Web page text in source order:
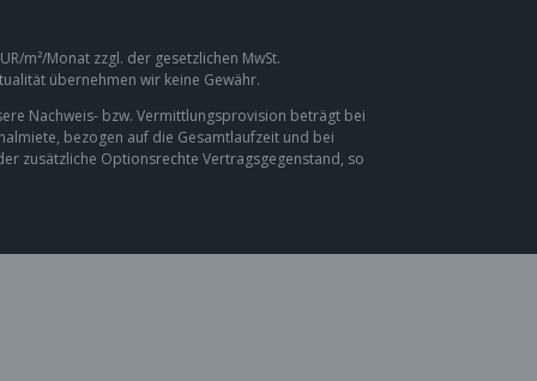
m²/Monat zzgl. der gesetzlichen MwSt.
übernehmen wir keine Gewähr.
Nachweis- bzw. Vermittlungsprovision beträgt bei
bezogen auf die Gesamtlaufzeit und bei
zusätzliche Optionsrechte Vertragsgegenstand, so